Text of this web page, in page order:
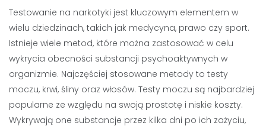
Testowanie na narkotyki jest kluczowym elementem w
wielu dziedzinach, takich jak medycyna, prawo czy sport.
Istnieje wiele metod, które można zastosować w celu
wykrycia obecności substancji psychoaktywnych w
organizmie. Najczęściej stosowane metody to testy
moczu, krwi, śliny oraz włosów. Testy moczu są najbardziej
popularne ze względu na swoją prostotę i niskie koszty.
Wykrywają one substancje przez kilka dni po ich zażyciu,